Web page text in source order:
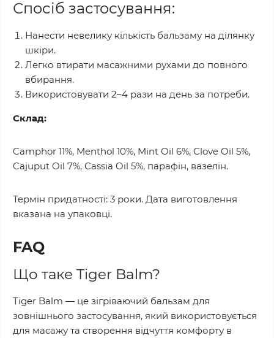
Спосіб застосування:
Нанести невелику кількість бальзаму на ділянку
шкіри.
Легко втирати масажними рухами до повного
вбирання.
Використовувати 2–4 рази на день за потреби.
Склад:
Camphor 11%, Menthol 10%, Mint Oil 6%, Clove Oil 5%,
Cajuput Oil 7%, Cassia Oil 5%, парафін, вазелін.
Термін придатності: 3 роки. Дата виготовлення
вказана на упаковці.
FAQ
Що таке Tiger Balm?
Tiger Balm — це зігріваючий бальзам для
зовнішнього застосування, який використовується
для масажу та створення відчуття комфорту в